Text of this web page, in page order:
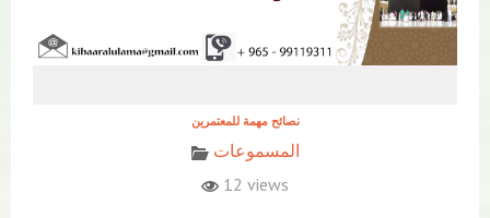
نصائح مهمة للمعتمرين
المسموعات
12 views